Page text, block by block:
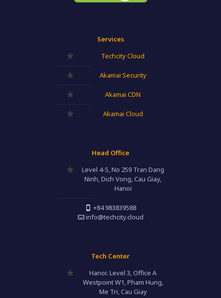
Services
Techcity Cloud
Akamai Security
Akamai CDN
Akamai Cloud
Head Office
Level 4-5, No 259 Tran Dang
Ninh, Dich Vong, Cau Giay,
Hanoi
+84 983839588
info@techcity.cloud
Tech Center
Hanoi: Level 3, Office A
Westpoint W1, Pham Hung,
Me Tri, Cau Giay